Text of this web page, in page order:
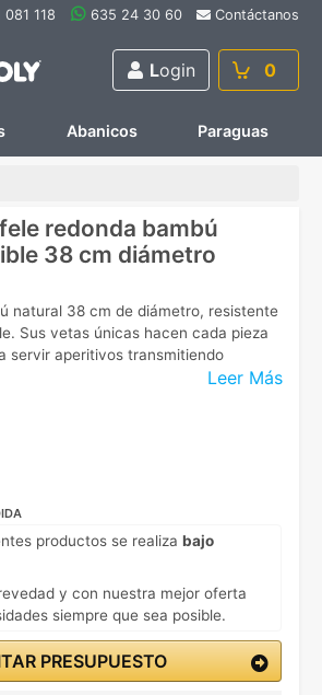
081 118 635 24 30 60 Contáctanos
Login 0
Abanicos Paraguas
redonda bambú
38 cm diámetro
Leer Más
natural 38 cm de diámetro, resistente
Sus vetas únicas hacen cada pieza
servir aperitivos transmitiendo
productos se realiza bajo
y con nuestra mejor oferta
siempre que sea posible.
PRESUPUESTO